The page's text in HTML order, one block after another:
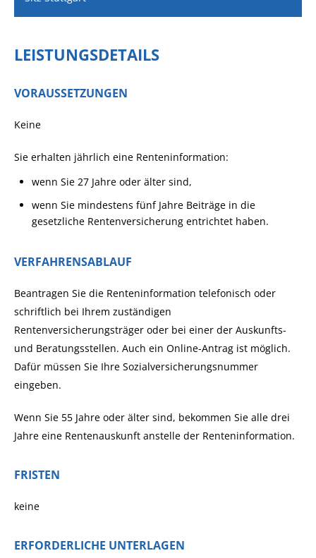
LEISTUNGSDETAILS
VORAUSSETZUNGEN
Keine
Sie erhalten jährlich eine Renteninformation:
wenn Sie 27 Jahre oder älter sind,
wenn Sie mindestens fünf Jahre Beiträge in die
gesetzliche Rentenversicherung entrichtet haben.
VERFAHRENSABLAUF
Beantragen Sie die Renteninformation telefonisch oder
schriftlich bei Ihrem zuständigen
Rentenversicherungsträger oder bei einer der Auskunfts-
und Beratungsstellen. Auch ein Online-Antrag ist möglich.
Dafür müssen Sie Ihre Sozialversicherungsnummer
eingeben.
Wenn Sie 55 Jahre oder älter sind, bekommen Sie alle drei
Jahre eine Rentenauskunft anstelle der Renteninformation.
FRISTEN
keine
ERFORDERLICHE UNTERLAGEN